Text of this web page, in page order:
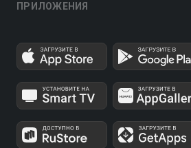
ПРИЛОЖЕНИЯ